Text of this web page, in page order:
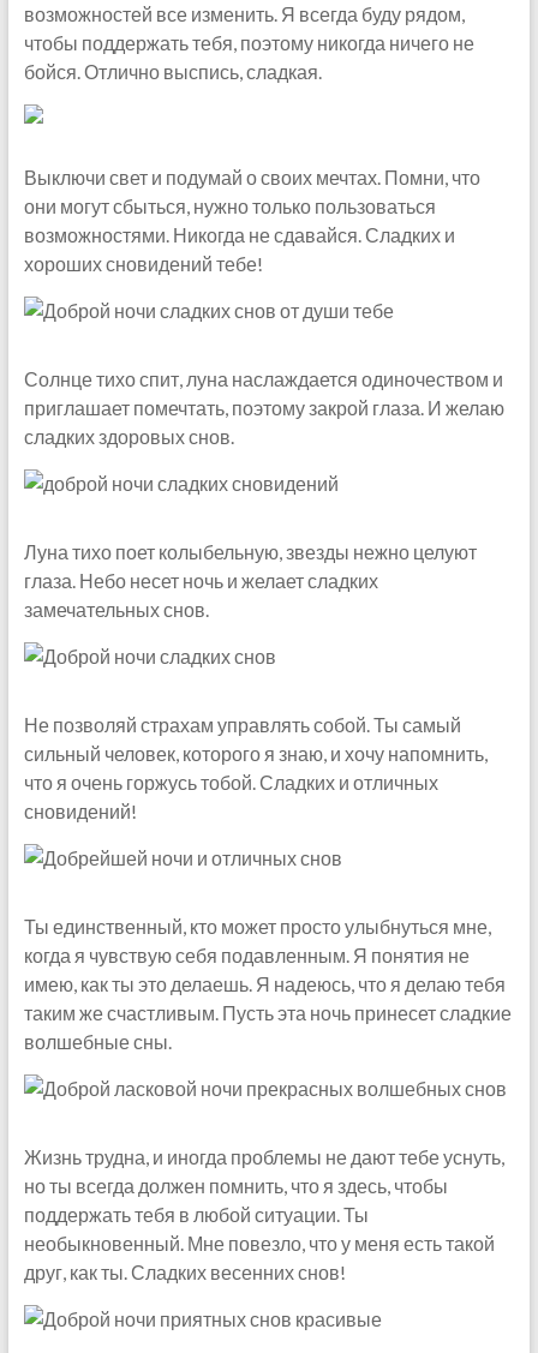
возможностей все изменить. Я всегда буду рядом,
чтобы поддержать тебя, поэтому никогда ничего не
бойся. Отлично выспись, сладкая.
Выключи свет и подумай о своих мечтах. Помни, что
они могут сбыться, нужно только пользоваться
возможностями. Никогда не сдавайся. Сладких и
хороших сновидений тебе!
Солнце тихо спит, луна наслаждается одиночеством и
приглашает помечтать, поэтому закрой глаза. И желаю
сладких здоровых снов.
Луна тихо поет колыбельную, звезды нежно целуют
глаза. Небо несет ночь и желает сладких
замечательных снов.
Не позволяй страхам управлять собой. Ты самый
сильный человек, которого я знаю, и хочу напомнить,
что я очень горжусь тобой. Сладких и отличных
сновидений!
Ты единственный, кто может просто улыбнуться мне,
когда я чувствую себя подавленным. Я понятия не
имею, как ты это делаешь. Я надеюсь, что я делаю тебя
таким же счастливым. Пусть эта ночь принесет сладкие
волшебные сны.
Жизнь трудна, и иногда проблемы не дают тебе уснуть,
но ты всегда должен помнить, что я здесь, чтобы
поддержать тебя в любой ситуации. Ты
необыкновенный. Мне повезло, что у меня есть такой
друг, как ты. Сладких весенних снов!